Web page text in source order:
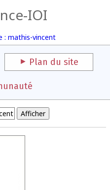
IOI
: mathis-vincent
Plan du site